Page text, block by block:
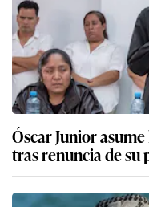
Óscar Junior
tras renuncia de su